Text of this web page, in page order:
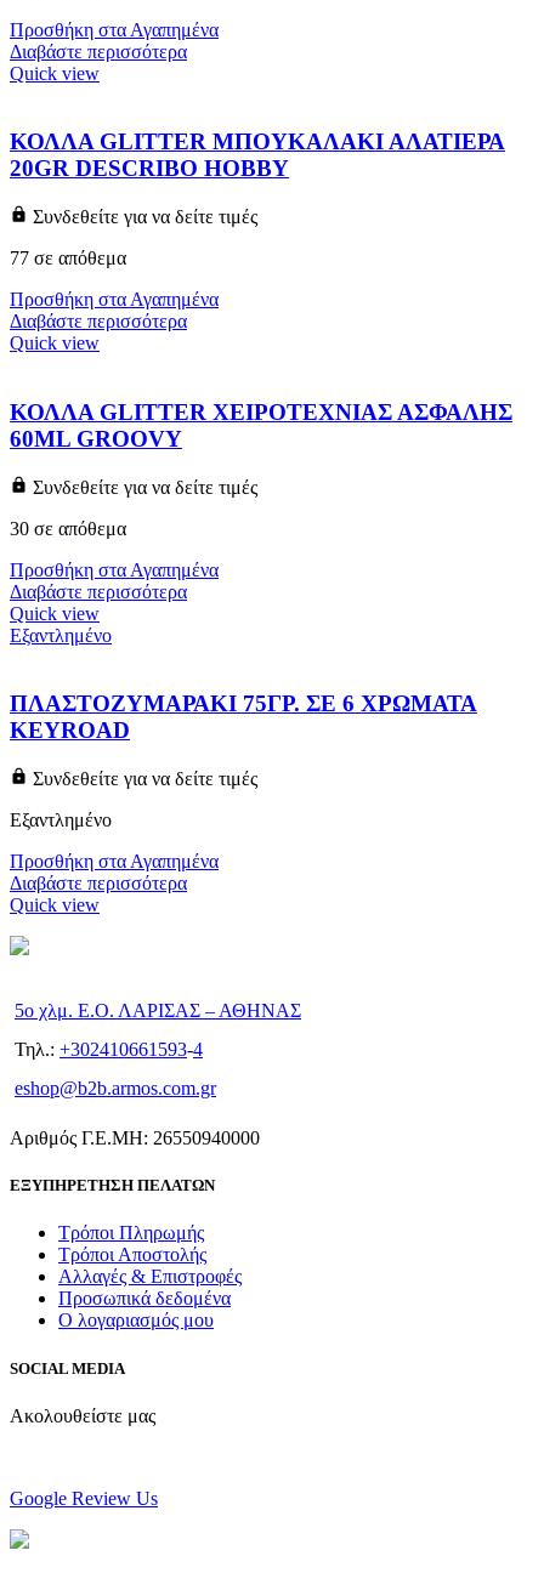
Προσθήκη στα Αγαπημένα
Διαβάστε περισσότερα
Quick view
ΚΟΛΛΑ GLITTER ΜΠΟΥΚΑΛΑΚΙ ΑΛΑΤΙΕΡΑ
20GR DESCRIBO HOBBY
Συνδεθείτε για να δείτε τιμές
77 σε απόθεμα
Προσθήκη στα Αγαπημένα
Διαβάστε περισσότερα
Quick view
ΚΟΛΛΑ GLITTER ΧΕΙΡΟΤΕΧΝΙΑΣ ΑΣΦΑΛΗΣ
60ML GROOVY
Συνδεθείτε για να δείτε τιμές
30 σε απόθεμα
Προσθήκη στα Αγαπημένα
Διαβάστε περισσότερα
Quick view
Εξαντλημένο
ΠΛΑΣΤΟΖΥΜΑΡΑΚΙ 75ΓΡ. ΣΕ 6 ΧΡΩΜΑΤΑ
KEYROAD
Συνδεθείτε για να δείτε τιμές
Εξαντλημένο
Προσθήκη στα Αγαπημένα
Διαβάστε περισσότερα
Quick view
5ο χλμ. Ε.Ο. ΛΑΡΙΣΑΣ – ΑΘΗΝΑΣ
Τηλ.: +302410661593-4
eshop@b2b.armos.com.gr
Αριθμός Γ.Ε.ΜΗ: 26550940000
ΕΞΥΠΗΡΕΤΗΣΗ ΠΕΛΑΤΩΝ
Τρόποι Πληρωμής
Τρόποι Αποστολής
Αλλαγές & Επιστροφές
Προσωπικά δεδομένα
Ο λογαριασμός μου
SOCIAL MEDIA
Ακολουθείστε μας
Google Review Us